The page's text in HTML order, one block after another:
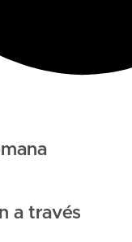
a través